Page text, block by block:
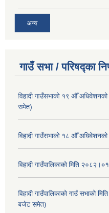
अन्य
गाउँ सभा / परिषद्का
विहादी गाउँसभाको १९ औँ
समेत)
विहादी गाउँसभाको १८ औँ अधिवेशनको
विहादी गाउँपालिकाको मिति
विहादी गाउँपालिकाको गाउँ सभाको
बजेट समेत)